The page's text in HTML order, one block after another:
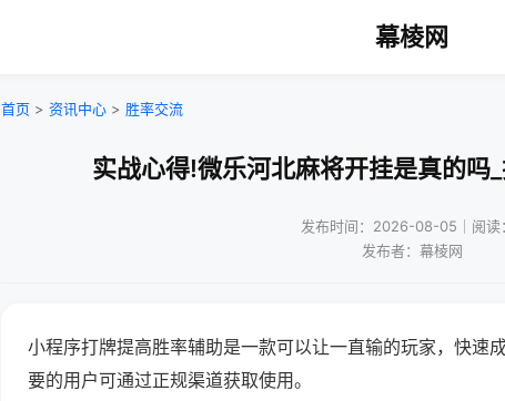
幕棱网
首页 > 资讯中心 > 胜率交流
实战心得!微乐河北麻将开挂是真的吗
发布时间：2026-08-05｜阅读
发布者：幕棱网
小程序打牌提高胜率辅助是一款可以让一直输的玩家，快速
要的用户可通过正规渠道获取使用。